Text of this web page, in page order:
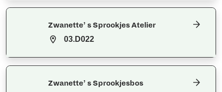
Zwanette’ s Sprookjes Atelier
03.D022
Zwanette’ s Sprookjesbos